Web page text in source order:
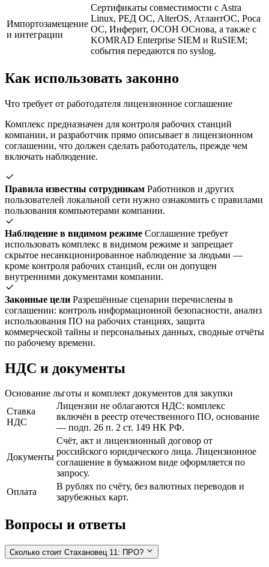
Импортозамещение
и интеграции
Сертификаты совместимости с Astra
Linux, РЕД ОС, AlterOS, АтлантОС, Роса
ОС, Инферит, ОСОН ОСнова, а также с
KOMRAD Enterprise SIEM и RuSIEM;
события передаются по syslog.
Как использовать законно
Что требует от работодателя лицензионное соглашение
Комплекс предназначен для контроля рабочих станций
компании, и разработчик прямо описывает в лицензионном
соглашении, что должен сделать работодатель, прежде чем
включать наблюдение.
Правила известны сотрудникам Работников и других
пользователей локальной сети нужно ознакомить с правилами
пользования компьютерами компании.
Наблюдение в видимом режиме Соглашение требует
использовать комплекс в видимом режиме и запрещает
скрытое несанкционированное наблюдение за людьми —
кроме контроля рабочих станций, если он допущен
внутренними документами компании.
Законные цели Разрешённые сценарии перечислены в
соглашении: контроль информационной безопасности, анализ
использования ПО на рабочих станциях, защита
коммерческой тайны и персональных данных, сводные отчёты
по рабочему времени.
НДС и документы
Основание льготы и комплект документов для закупки
Ставка
НДС
Лицензии не облагаются НДС: комплекс
включён в реестр отечественного ПО, основание
— подп. 26 п. 2 ст. 149 НК РФ.
Документы
Счёт, акт и лицензионный договор от
российского юридического лица. Лицензионное
соглашение в бумажном виде оформляется по
запросу.
Оплата
В рублях по счёту, без валютных переводов и
зарубежных карт.
Вопросы и ответы
Сколько стоит Стахановец 11: ПРО?